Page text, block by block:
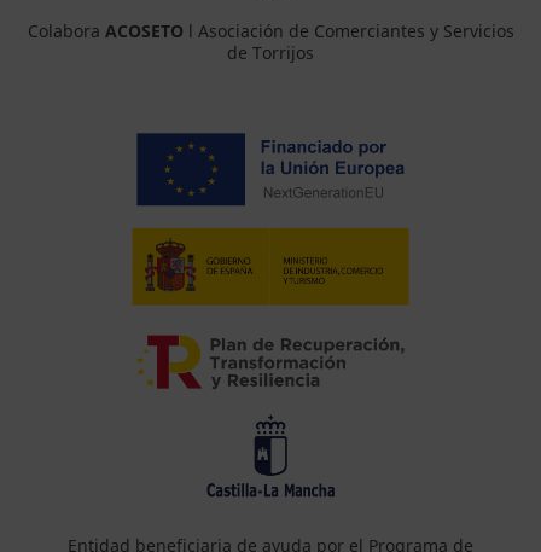
Colabora ACOSETO l Asociación de Comerciantes y Servicios
de Torrijos
Entidad beneficiaria de ayuda por el Programa de